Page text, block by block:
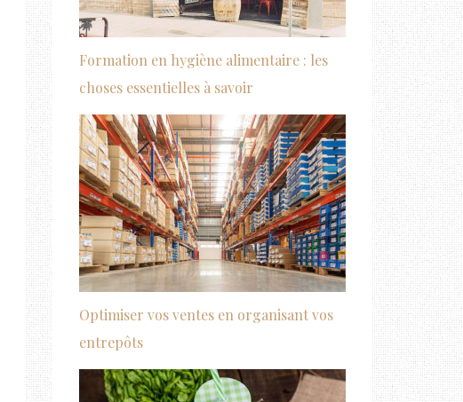
Formation en hygiène alimentaire : les
choses essentielles à savoir
Optimiser vos ventes en organisant vos
entrepôts